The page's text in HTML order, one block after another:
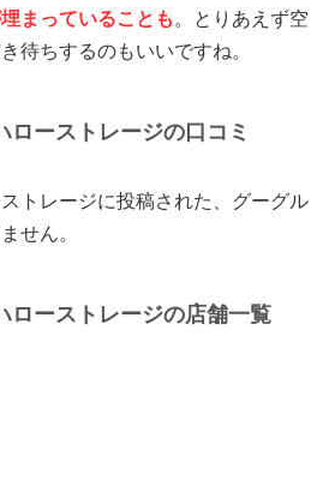
まっていることも。とりあえず空
待ちするのもいいですね。
ローストレージの口コミ
トレージに投稿された、グーグル
せん。
ローストレージの店舗一覧